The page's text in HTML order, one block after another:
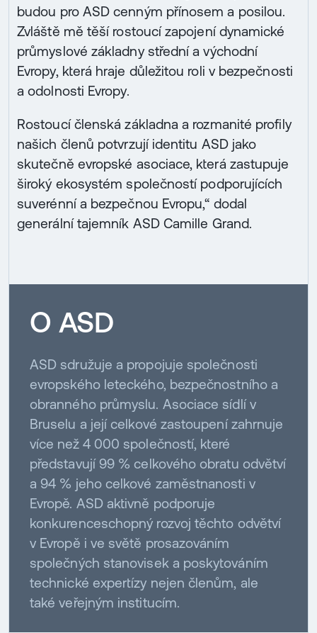
budou pro ASD cenným přínosem a posilou.
Zvláště mě těší rostoucí zapojení dynamické
průmyslové základny střední a východní
Evropy, která hraje důležitou roli v bezpečnosti
a odolnosti Evropy.
Rostoucí členská základna a rozmanité profily
našich členů potvrzují identitu ASD jako
skutečně evropské asociace, která zastupuje
široký ekosystém společností podporujících
suverénní a bezpečnou Evropu,“ dodal
generální tajemník ASD Camille Grand.
O ASD
ASD sdružuje a propojuje společnosti
evropského leteckého, bezpečnostního a
obranného průmyslu. Asociace sídlí v
Bruselu a její celkové zastoupení zahrnuje
více než 4 000 společností, které
představují 99 % celkového obratu odvětví
a 94 % jeho celkové zaměstnanosti v
Evropě. ASD aktivně podporuje
konkurenceschopný rozvoj těchto odvětví
v Evropě i ve světě prosazováním
společných stanovisek a poskytováním
technické expertízy nejen členům, ale
také veřejným institucím.